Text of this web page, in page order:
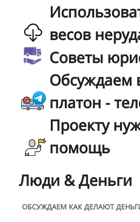
весов
Советы
Обсуждаем
платон -
Проекту
помощь
Люди & Деньги
ОБСУЖДАЕМ КАК ДЕЛАЮТ